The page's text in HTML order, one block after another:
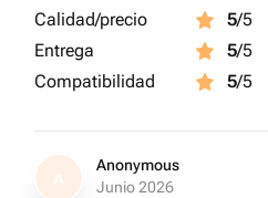
Calidad/precio
5/5
Entrega
5/5
Compatibilidad
5/5
A
Anonymous
Junio 2026